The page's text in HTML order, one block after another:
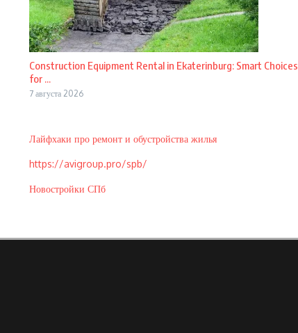
Construction Equipment Rental in Ekaterinburg: Smart Choices
for ...
7 августа 2026
Лайфхаки про ремонт и обустройства жилья
https://avigroup.pro/spb/
Новостройки СПб